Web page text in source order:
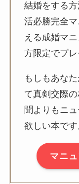
結婚をする
活必勝完全
える成婚マ
方限定でプレ
もしもあな
て真剣交際
聞よりもニ
欲しい本です
マニ